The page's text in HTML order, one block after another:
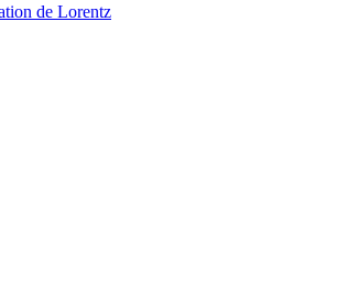
de Lorentz